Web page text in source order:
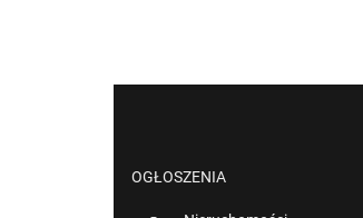
OGŁOSZENIA